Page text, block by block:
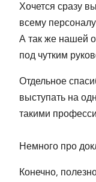
Хочется сразу
всему
А так же нашей
под чутким
Отдельное
выступать на
такими
Немного про
Конечно,